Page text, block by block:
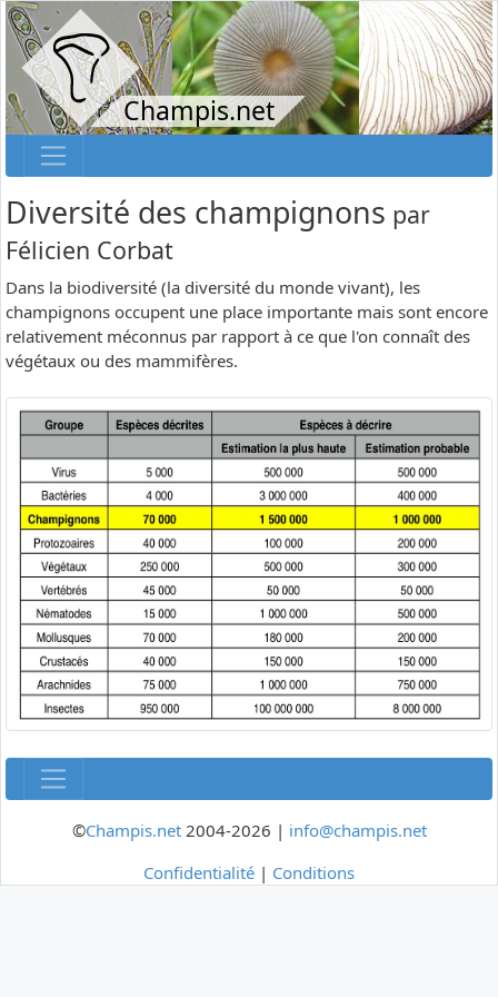
Champis.net
Diversité des champignons par
Félicien Corbat
Dans la biodiversité (la diversité du monde vivant), les
champignons occupent une place importante mais sont encore
relativement méconnus par rapport à ce que l'on connaît des
végétaux ou des mammifères.
©Champis.net2004-2026 | info@champis.net
Confidentialité | Conditions